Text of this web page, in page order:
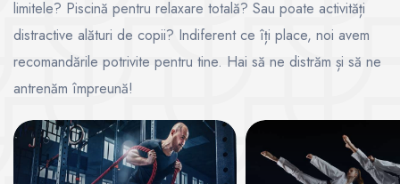
limitele? Piscină pentru relaxare totală? Sau poate activități
distractive alături de copii? Indiferent ce îți place, noi avem
recomandările potrivite pentru tine. Hai să ne distrăm și să ne
antrenăm împreună!